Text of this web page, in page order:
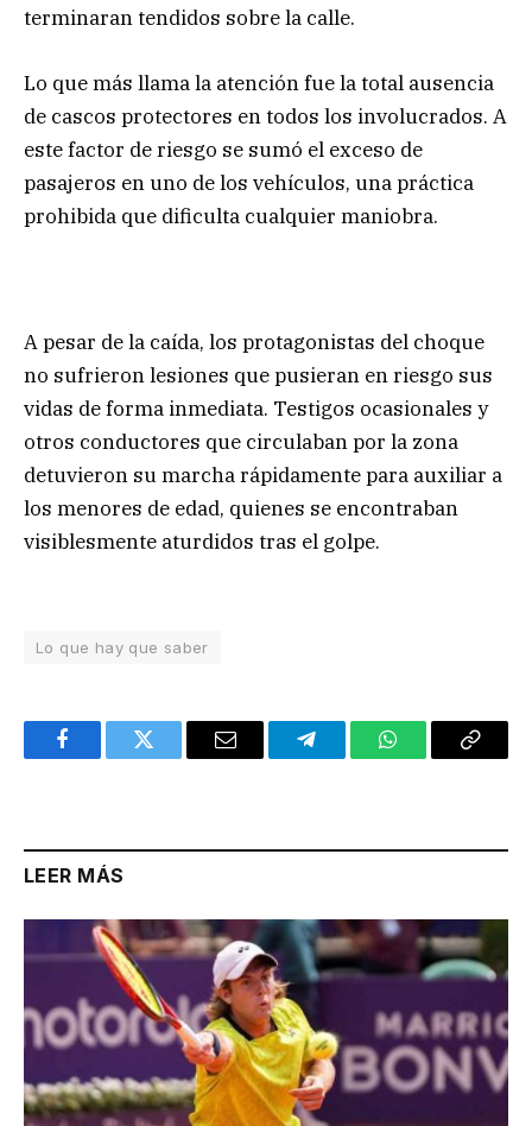
terminaran tendidos sobre la calle.
Lo que más llama la atención fue la total ausencia
de cascos protectores en todos los involucrados. A
este factor de riesgo se sumó el exceso de
pasajeros en uno de los vehículos, una práctica
prohibida que dificulta cualquier maniobra.
A pesar de la caída, los protagonistas del choque
no sufrieron lesiones que pusieran en riesgo sus
vidas de forma inmediata. Testigos ocasionales y
otros conductores que circulaban por la zona
detuvieron su marcha rápidamente para auxiliar a
los menores de edad, quienes se encontraban
visiblesmente aturdidos tras el golpe.
Lo que hay que saber
FacebookTwitter Email TelegramWhatsAppCopy
LEER MÁS